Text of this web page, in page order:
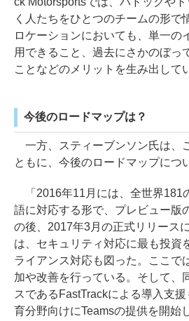
く人たちをひとつのチームの形で
ロケーションにおいても、単一の
用できること、過去にさかのぼっ
ことなどのメリットを生み出して
今後のロードマップは？
一方、スティーブンソン氏は、
ともに、今後のロードマップにつ
「2016年11月には、全世界181
語に対応する形で、プレビュー版
の後、2017年3月の正式リリース
は、セキュリティ対応に最も投資
ライアンス対応も図った。ここで
加や改善を行っている。そして、
スであるFastTrackによる導入支
育分野向けにTeamsの提供を開始